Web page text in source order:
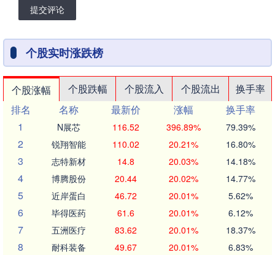
提交评论
个股实时涨跌榜
个股涨幅 个股跌幅 个股流入 个股流出
换手率
排名
名称 最新价 涨幅
换手率
1
N展芯 116.52 396.89% 79.39%
2 锐翔智能 110.02 20.21% 16.80%
3 志特新材 14.8 20.03% 14.18%
4 博腾股份 20.44 20.02% 14.77%
5 近岸蛋白 46.72 20.01% 5.62%
6 毕得医药 61.6 20.01% 6.12%
7 五洲医疗 83.62 20.01% 18.37%
8 耐科装备 49.67 20.01% 6.83%